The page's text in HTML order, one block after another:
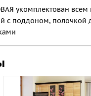
укомплектован
поддоном, полочкой